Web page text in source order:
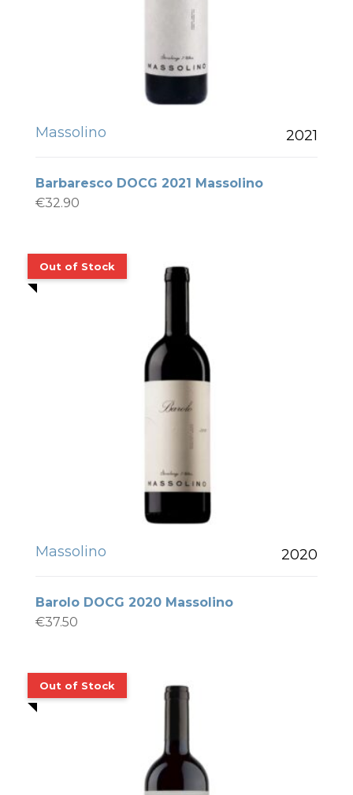
Massolino 2021
Barbaresco DOCG 2021 Massolino
€32.90
Massolino 2020
Barolo DOCG 2020 Massolino
€37.50